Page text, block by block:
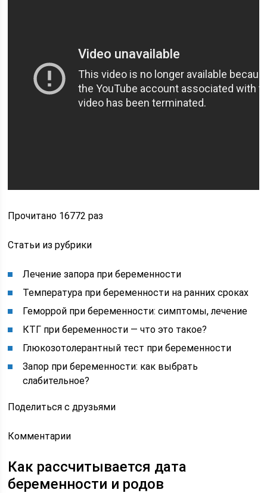
Прочитано 16772 раз
Статьи из рубрики
Лечение запора при беременности
Температура при беременности на ранних сроках
Геморрой при беременности: симптомы, лечение
КТГ при беременности — что это такое?
Глюкозотолерантный тест при беременности
Запор при беременности: как выбрать
слабительное?
Поделиться с друзьями
Комментарии
Как рассчитывается дата
беременности и родов